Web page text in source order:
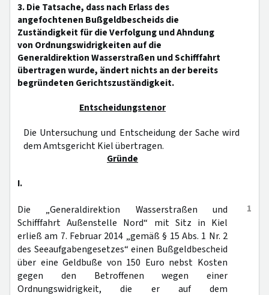
3. Die Tatsache, dass nach Erlass des
angefochtenen Bußgeldbescheids die
Zuständigkeit für die Verfolgung und Ahndung
von Ordnungswidrigkeiten auf die
Generaldirektion Wasserstraßen und Schifffahrt
übertragen wurde, ändert nichts an der bereits
begründeten Gerichtszuständigkeit.
Entscheidungstenor
Die Untersuchung und Entscheidung der Sache wird
dem Amtsgericht Kiel übertragen.
Gründe
I.
1
Die „Generaldirektion Wasserstraßen und
Schifffahrt Außenstelle Nord“ mit Sitz in Kiel
erließ am 7. Februar 2014 „gemäß § 15 Abs. 1 Nr. 2
des Seeaufgabengesetzes“ einen Bußgeldbescheid
über eine Geldbuße von 150 Euro nebst Kosten
gegen den Betroffenen wegen einer
Ordnungswidrigkeit, die er auf dem